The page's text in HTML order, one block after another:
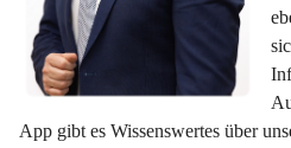
App gibt es Wissenswertes über